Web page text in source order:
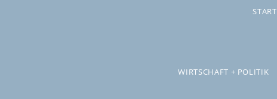
START
WIRTSCHAFT + POLITIK